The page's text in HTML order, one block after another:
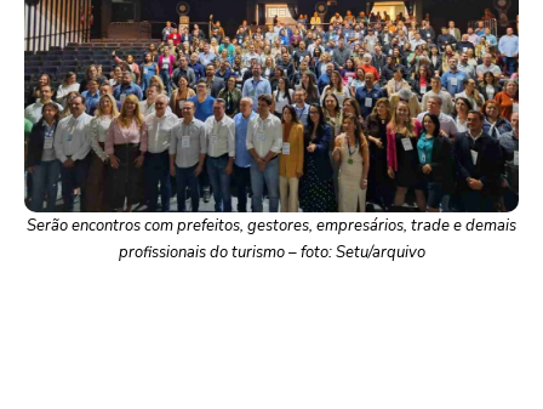
Serão encontros com prefeitos, gestores, empresários, trade e demais
profissionais do turismo – foto: Setu/arquivo